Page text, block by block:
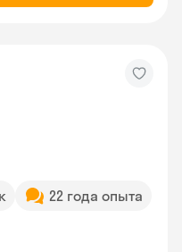
22 года опыта